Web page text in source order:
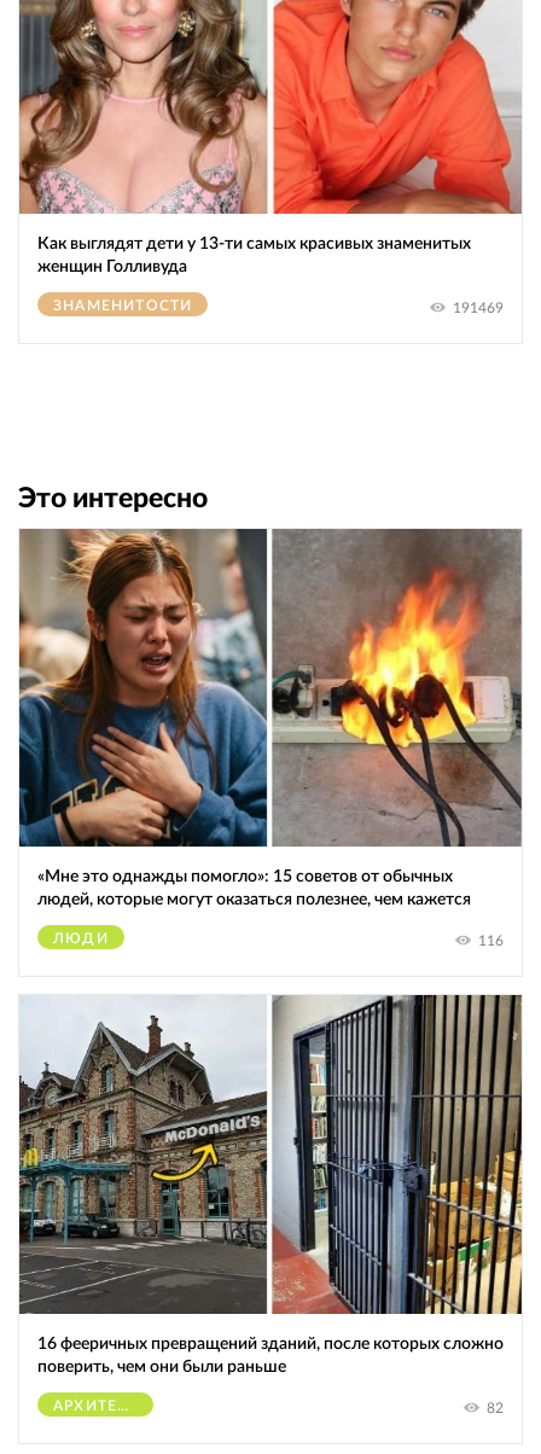
Как выглядят дети у 13-ти самых красивых знаменитых
женщин Голливуда
ЗНАМЕНИТОСТИ 191469
Это интересно
«Мне это однажды помогло»: 15 советов от обычных
людей, которые могут оказаться полезнее, чем кажется
ЛЮДИ 116
16 фееричных превращений зданий, после которых сложно
поверить, чем они были раньше
АРХИТЕКТУРА 82